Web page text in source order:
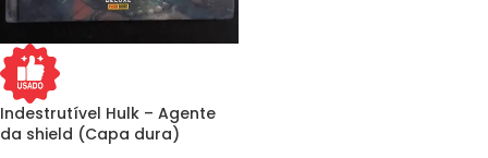
Indestrutível Hulk – Agente
da shield (Capa dura)